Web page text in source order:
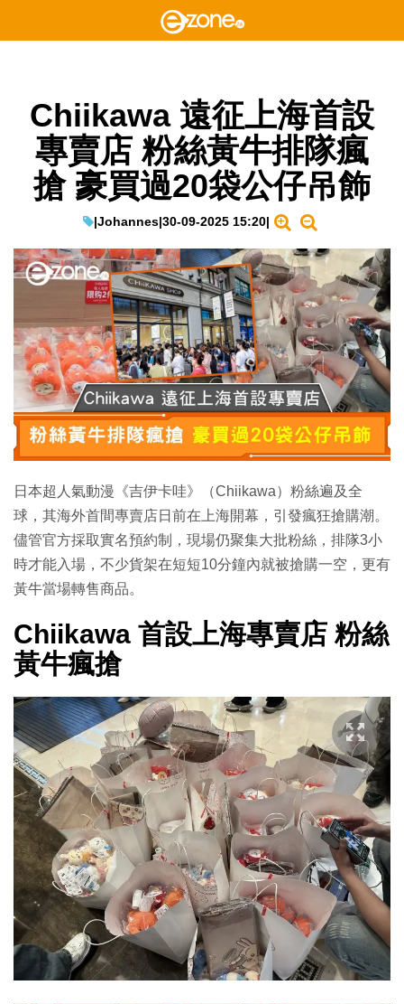
Chiikawa 遠征上海首設
專賣店 粉絲黃牛排隊瘋
搶 豪買過20袋公仔吊飾
|Johannes|30-09-2025 15:20|
日本超人氣動漫《吉伊卡哇》（Chiikawa）粉絲遍及全
球，其海外首間專賣店日前在上海開幕，引發瘋狂搶購潮。
儘管官方採取實名預約制，現場仍聚集大批粉絲，排隊3小
時才能入場，不少貨架在短短10分鐘內就被搶購一空，更有
黃牛當場轉售商品。
Chiikawa 首設上海專賣店 粉絲
黃牛瘋搶